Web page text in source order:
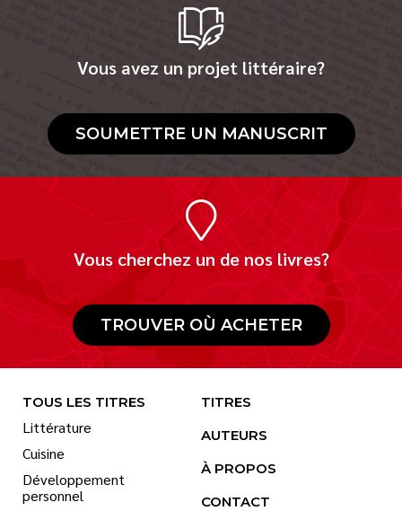
Vous avez un projet littéraire?
SOUMETTRE UN MANUSCRIT
Vous cherchez un de nos livres?
TROUVER OÙ ACHETER
TOUS LES TITRES
Littérature
Cuisine
Développement
personnel
TITRES
AUTEURS
À PROPOS
CONTACT